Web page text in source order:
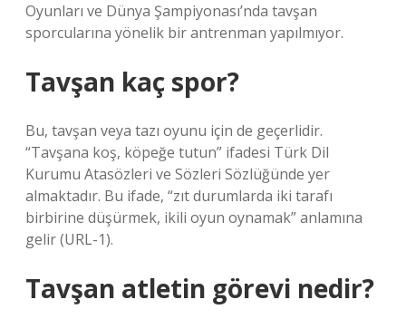
Oyunları ve Dünya Şampiyonası’nda tavşan
sporcularına yönelik bir antrenman yapılmıyor.
Tavşan kaç spor?
Bu, tavşan veya tazı oyunu için de geçerlidir.
“Tavşana koş, köpeğe tutun” ifadesi Türk Dil
Kurumu Atasözleri ve Sözleri Sözlüğünde yer
almaktadır. Bu ifade, “zıt durumlarda iki tarafı
birbirine düşürmek, ikili oyun oynamak” anlamına
gelir (URL-1).
Tavşan atletin görevi nedir?